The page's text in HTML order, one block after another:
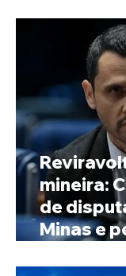
mineira:
de
Minas e